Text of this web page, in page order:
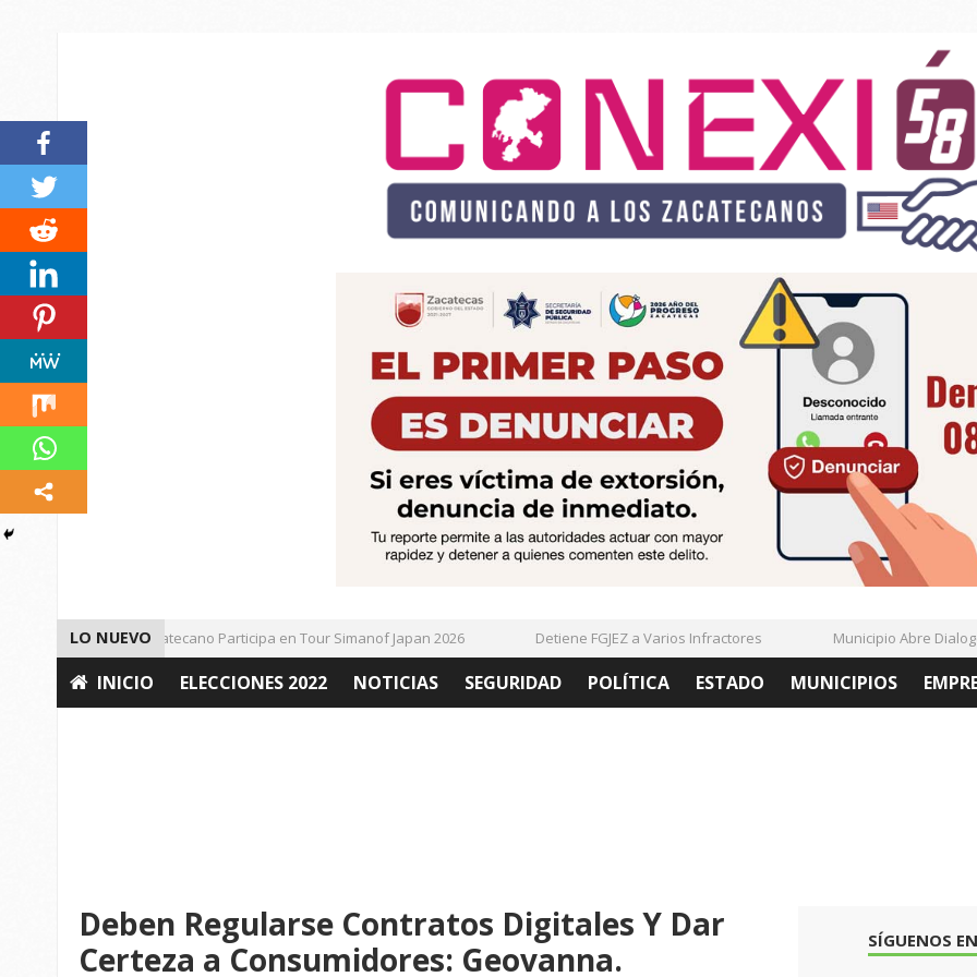
LO NUEVO
Universitario Zacatecano Participa en Tour Simanof Japan 2026 Detiene FGJEZ a Varios Infractores Municipio Abre Dialogo
INICIO ELECCIONES 2022 NOTICIAS SEGURIDAD POLÍTICA ESTADO MUNICIPIOS
Deben Regularse Contratos Digitales Y Dar
Certeza a Consumidores: Geovanna.
SÍGUENOS